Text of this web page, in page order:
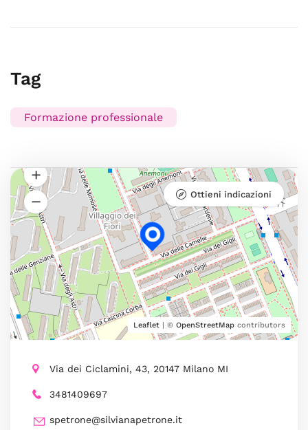
Tag
Formazione professionale
Leaflet | © OpenStreetMap contributors
Ottieni indicazioni
Via dei Ciclamini, 43, 20147 Milano MI
3481409697
spetrone@silvianapetrone.it